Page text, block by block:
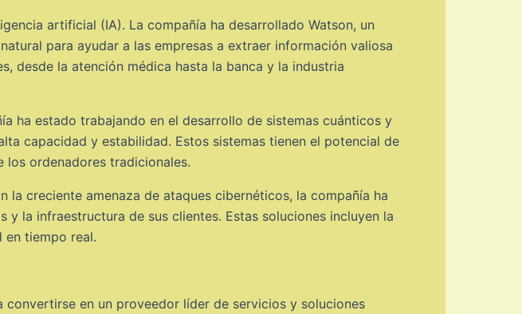
artificial (IA). La compañía ha desarrollado Watson, un
para ayudar a las empresas a extraer información valiosa
desde la atención médica hasta la banca y la industria
ha estado trabajando en el desarrollo de sistemas cuánticos y
capacidad y estabilidad. Estos sistemas tienen el potencial de
los ordenadores tradicionales.
la creciente amenaza de ataques cibernéticos, la compañía ha
la infraestructura de sus clientes. Estas soluciones incluyen la
en tiempo real.
convertirse en un proveedor líder de servicios y soluciones